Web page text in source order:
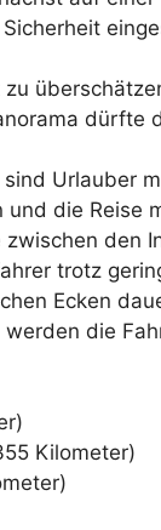
dürfte
Urlauber
die Reise
den
trotz
Ecken
werden die
Kilometer)